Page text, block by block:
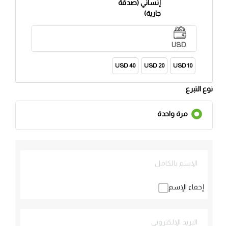
إنساني (صدقة
جارية)
USD
10 USD
20 USD
40 USD
نوع التبرع
مرة واحدة
إخفاء الإسم